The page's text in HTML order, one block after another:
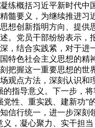
练概括习近平新时代中
髓要义，为继续推进习
想创新指明方向、提供
。党员干部纷纷表示，
，结合实践紧，对于进
特色社会主义思想的精
把握这一重要思想的世
观点方法，深刻认识和
的指导意义。下一步，
党性、重实践、建新功”
信行统一，进一步深刻
义，凝心聚力、实干担